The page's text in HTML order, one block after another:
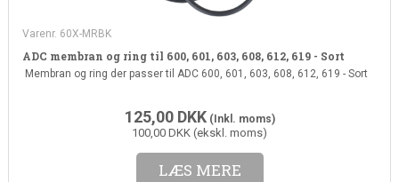
Varenr. 60X-MRBK
ADC membran og ring til 600, 601, 603, 608, 612, 619 - Sort
Membran og ring der passer til ADC 600, 601, 603, 608, 612, 619 - Sort
125,00 DKK(Inkl. moms)
100,00 DKK (ekskl. moms)
LÆS MERE